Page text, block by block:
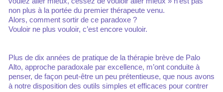
non plus à la portée du premier thérapeute venu.
Alors, comment sortir de ce paradoxe ?
Vouloir ne plus vouloir, c’est encore vouloir.
Plus de dix années de pratique de la thérapie brève de Palo
Alto, approche paradoxale par excellence, m’ont conduite à
penser, de façon peut-être un peu prétentieuse, que nous avons
à notre disposition des outils simples et efficaces pour contrer